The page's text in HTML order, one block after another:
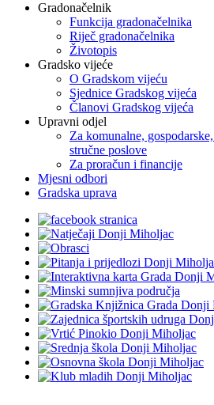
Gradonačelnik
Funkcija gradonačelnika
Riječ gradonačelnika
Životopis
Gradsko vijeće
O Gradskom vijeću
Sjednice Gradskog vijeća
Članovi Gradskog vijeća
Upravni odjel
Za komunalne,
stručne poslove
Za proračun i financije
Mjesni odbori
Gradska uprava